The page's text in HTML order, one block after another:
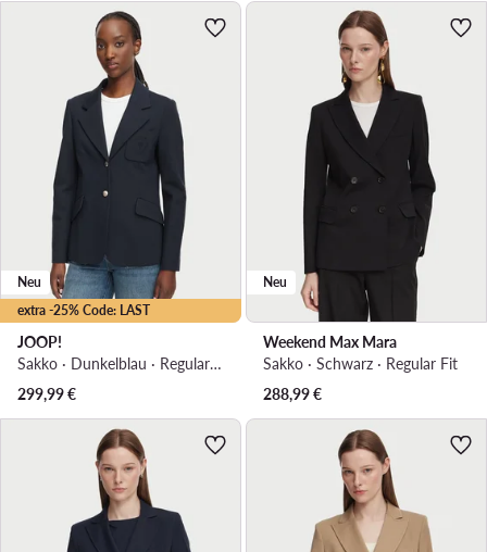
extra -25% Code: LAST
Neu
JOOP!
Sakko · Dunkelblau · Regular Fit
299,99€
Neu
Weekend Max Mara
Sakko · Schwarz · Regular Fit
288,99€